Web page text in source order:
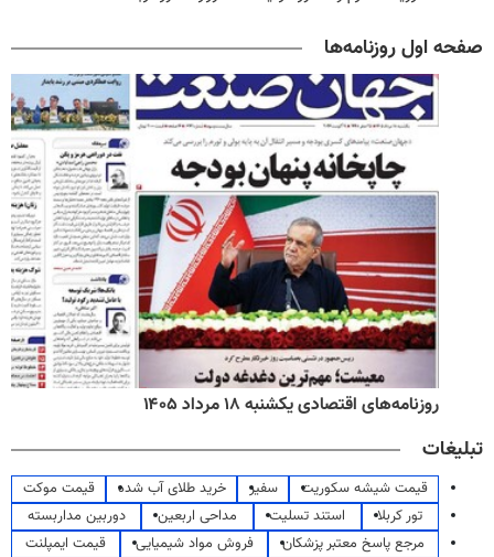
صفحه اول روزنامه‌ها
روزنامه‌های اقتصادی یکشنبه ۱۸ مرداد ۱۴۰۵
تبلیغات
قیمت شیشه سکوریت سفیر خرید طلای آب شده
قیمت موکت
تور کربلا
استند تسلیت مداحی اربعین
دوربین مداربسته
مرجع پاسخ معتبر پزشکان
فروش مواد شیمیایی
قیمت ایمپلنت